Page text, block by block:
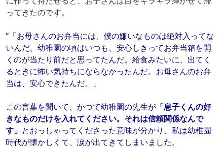
ってきたのです。
”「お母さんのお弁当には、僕の嫌いなものは絶対入ってな
いんだ。幼稚園の頃はいつも、安心しきってお弁当箱を開
くのが当たり前だと思ってたんだ。給食みたいに、出てく
るときに怖い気持ちにならなかったんだ。お母さんのお弁
当は、安心できたんだ。」
この言葉を聞いて、かつて幼稚園の先生が 「息子くんの好
きなものだけを入れてください。それは信頼関係なんで
す」 とおっしゃってくださった意味が分かり、私は幼稚園
時代が懐かしくて、涙が出てきてしまいました。